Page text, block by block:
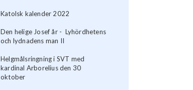
Katolsk kalender 2022
Den helige Josef år - Lyhördhetens
och lydnadens man II
Helgmålsringning i SVT med
kardinal Arborelius den 30
oktober